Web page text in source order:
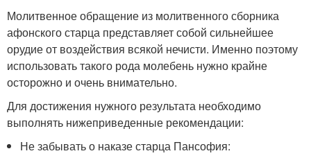
Молитвенное обращение из молитвенного сборника
афонского старца представляет собой сильнейшее
орудие от воздействия всякой нечисти. Именно поэтому
использовать такого рода молебень нужно крайне
осторожно и очень внимательно.
Для достижения нужного результата необходимо
выполнять нижеприведенные рекомендации:
Не забывать о наказе старца Пансофия: